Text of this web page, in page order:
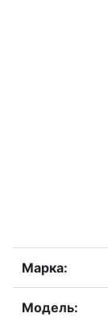
Марка:
Модель: